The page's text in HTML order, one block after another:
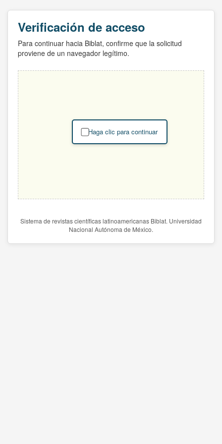
Verificación de acceso
Para continuar hacia Biblat, confirme que la solicitud
proviene de un navegador legítimo.
Haga clic para continuar
Sistema de revistas científicas latinoamericanas Biblat. Universidad
Nacional Autónoma de México.